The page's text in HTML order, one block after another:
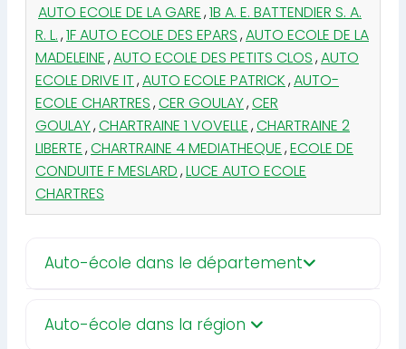
AUTO ECOLE DE LA GARE,1B A. E. BATTENDIER S. A.
R. L.,1F AUTO ECOLE DES EPARS,AUTO ECOLE DE LA
MADELEINE,AUTO ECOLE DES PETITS CLOS,AUTO
ECOLE DRIVE IT,AUTO ECOLE PATRICK,AUTO-
ECOLE CHARTRES,CER GOULAY,CER
GOULAY,CHARTRAINE 1 VOVELLE,CHARTRAINE 2
LIBERTE,CHARTRAINE 4 MEDIATHEQUE,ECOLE DE
CONDUITE F MESLARD,LUCE AUTO ECOLE
CHARTRES
Auto-école dans le département
Auto-école dans la région